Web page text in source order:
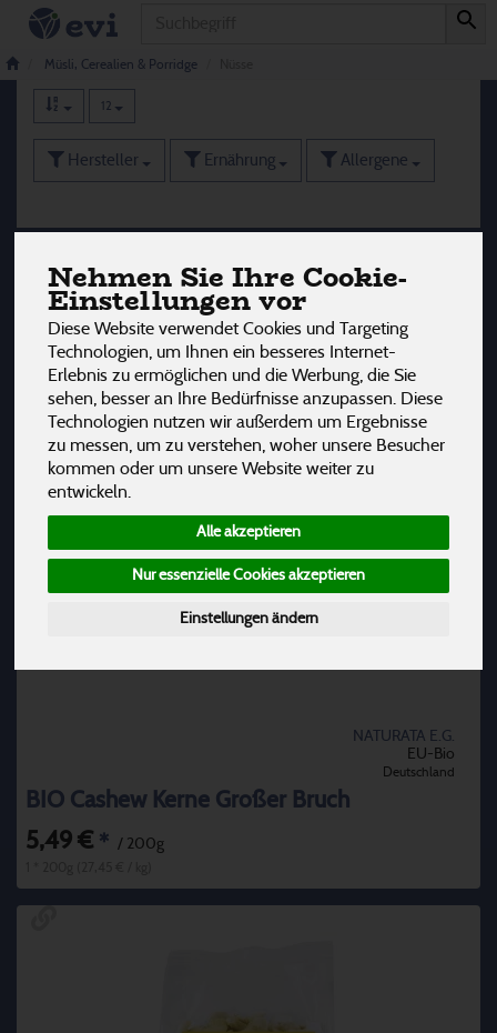
Nehmen Sie Ihre Cookie-
Einstellungen vor
Diese Website verwendet Cookies und Targeting
Technologien, um Ihnen ein besseres Internet-
Erlebnis zu ermöglichen und die Werbung, die Sie
sehen, besser an Ihre Bedürfnisse anzupassen. Diese
Technologien nutzen wir außerdem um Ergebnisse
zu messen, um zu verstehen, woher unsere Besucher
kommen oder um unsere Website weiter zu
entwickeln.
Alle akzeptieren
Nur essenzielle Cookies akzeptieren
Einstellungen ändern
Müsli, Cerealien & Porridge
Nüsse 10 von 3242
12
Hersteller Ernährung Allergene
NATURATA E.G.
EU-Bio
Deutschland
BIO Cashew Kerne Großer Bruch
5,49 € * / 200g